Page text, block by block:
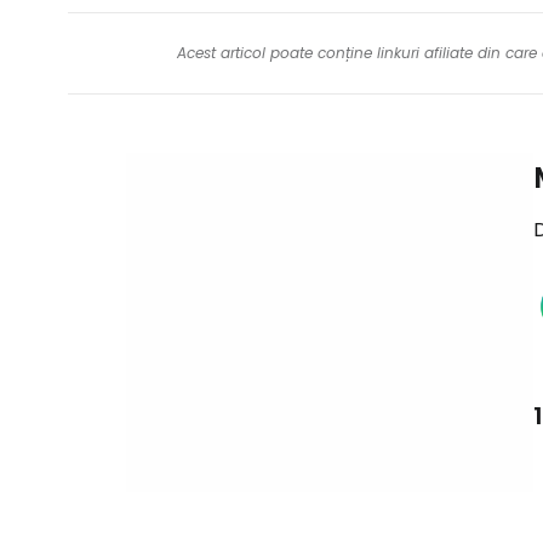
Acest articol poate conține linkuri afiliate din